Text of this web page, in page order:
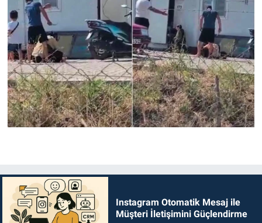
Instagram Otomatik Mesaj ile
Müşteri İletişimini Güçlendirme